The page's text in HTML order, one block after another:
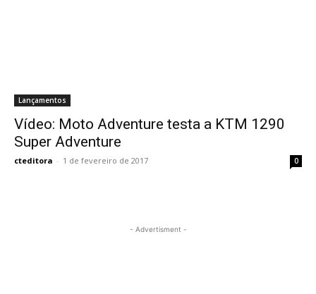
Lançamentos
Vídeo: Moto Adventure testa a KTM 1290
Super Adventure
cteditora - 1 de fevereiro de 2017 0
- Advertisment -